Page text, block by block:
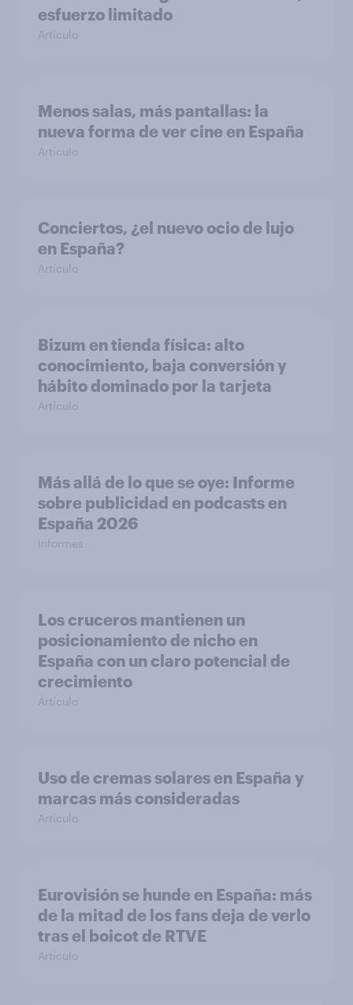
esfuerzo limitado
Artículo
Menos salas, más pantallas: la
nueva forma de ver cine en España
Artículo
Conciertos, ¿el nuevo ocio de lujo
en España?
Artículo
Bizum en tienda física: alto
conocimiento, baja conversión y
hábito dominado por la tarjeta
Artículo
Más allá de lo que se oye: Informe
sobre publicidad en podcasts en
España 2026
Informes
Los cruceros mantienen un
posicionamiento de nicho en
España con un claro potencial de
crecimiento
Artículo
Uso de cremas solares en España y
marcas más consideradas
Artículo
Eurovisión se hunde en España: más
de la mitad de los fans deja de verlo
tras el boicot de RTVE
Artículo